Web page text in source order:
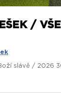
/
slávě / 2026